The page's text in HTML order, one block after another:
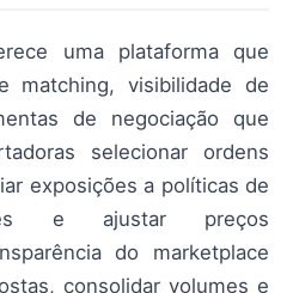
uma plataforma que
matching, visibilidade de
de negociação que
selecionar ordens
exposições a políticas de
e ajustar preços
do marketplace
consolidar volumes e